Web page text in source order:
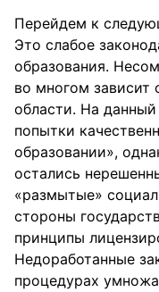
Перейдем к
Это слабое
образования.
во многом зависит
области. На
попытки
образовании»,
остались
«размытые»
стороны
принципы
Недоработанные
процедурах